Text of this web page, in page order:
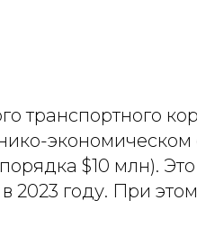
транспортного
$10 млн).
2023 году. При